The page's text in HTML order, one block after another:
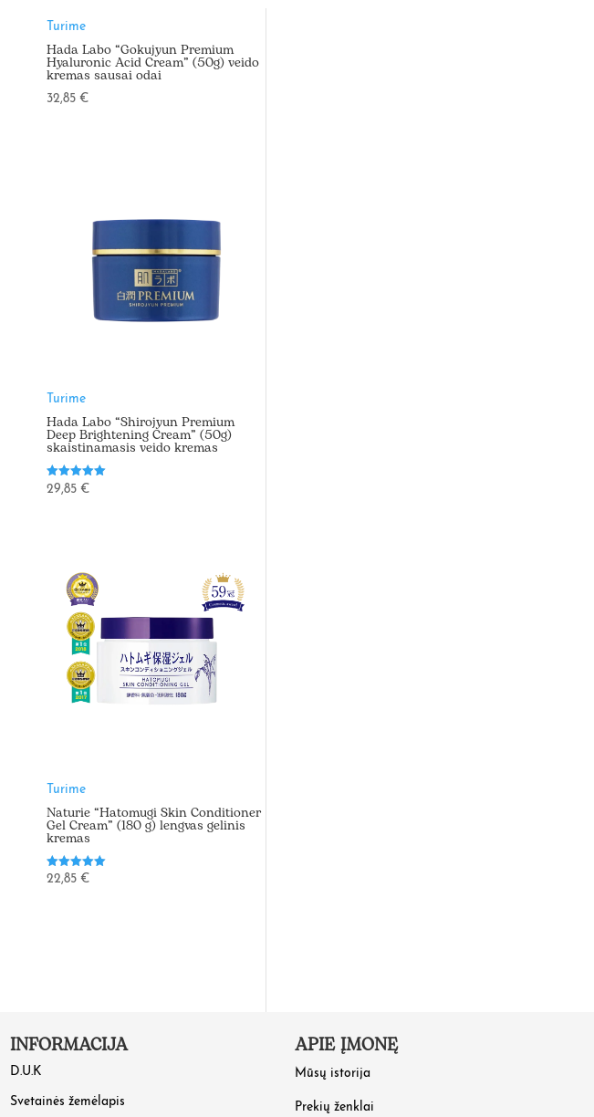
Turime
Hada Labo “Gokujyun Premium
Hyaluronic Acid Cream” (50g) veido
kremas sausai odai
32,85 €
Turime
Hada Labo “Shirojyun Premium
Deep Brightening Cream” (50g)
skaistinamasis veido kremas
Įvertinimas:
5.00
29,85 €
Turime
Naturie “Hatomugi Skin Conditioner
Gel Cream” (180 g) lengvas gelinis
kremas
Įvertinimas:
5.00
22,85 €
INFORMACIJA
D.U.K
Svetainės žemėlapis
APIE ĮMONĘ
Mūsų istorija
Prekių ženklai